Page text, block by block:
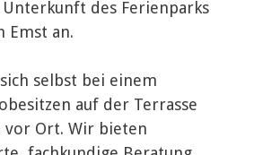
des Ferienparks
Emst an.
selbst bei einem
auf der Terrasse
Ort. Wir bieten